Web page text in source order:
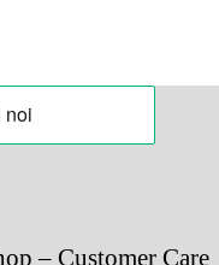
– Customer Care